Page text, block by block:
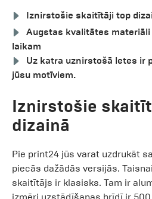
Iznirstošie skaitītāji top
Augstas kvalitātes
laikam
Uz katra uznirstošā letes ir
jūsu motīviem.
Iznirstošie
dizainā
Pie print24 jūs varat uzdrukāt
piecās dažādās versijās.
skaitītājs ir klasisks. Tam ir
izmēri uzstādīšanas brīdī ir 500